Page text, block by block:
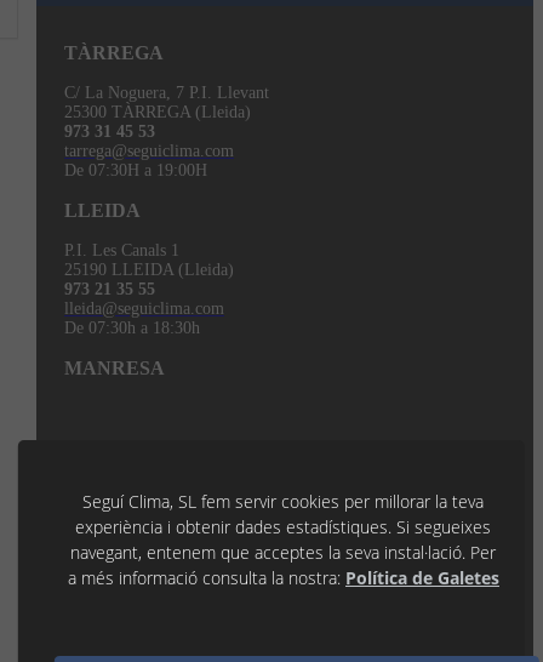
TÀRREGA
C/ La Noguera, 7 P.I. Llevant
25300 TÀRREGA (Lleida)
973 31 45 53
tarrega@seguiclima.com
De 07:30H a 19:00H
LLEIDA
P.I. Les Canals 1
25190 LLEIDA (Lleida)
973 21 35 55
lleida@seguiclima.com
De 07:30h a 18:30h
MANRESA
CAMBRILS
Av. De la Independència, 32
43850 CAMBRILS (Tarragona)
977 31 92 12
Seguí Clima, SL fem servir cookies per millorar la teva
experiència i obtenir dades estadístiques. Si segueixes
navegant, entenem que acceptes la seva instal·lació. Per
a més informació consulta la nostra: Política de Galetes